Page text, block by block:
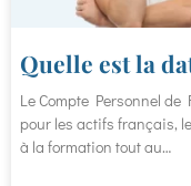
Quelle est la
Le Compte Personnel de
pour les actifs français,
à la formation tout au…